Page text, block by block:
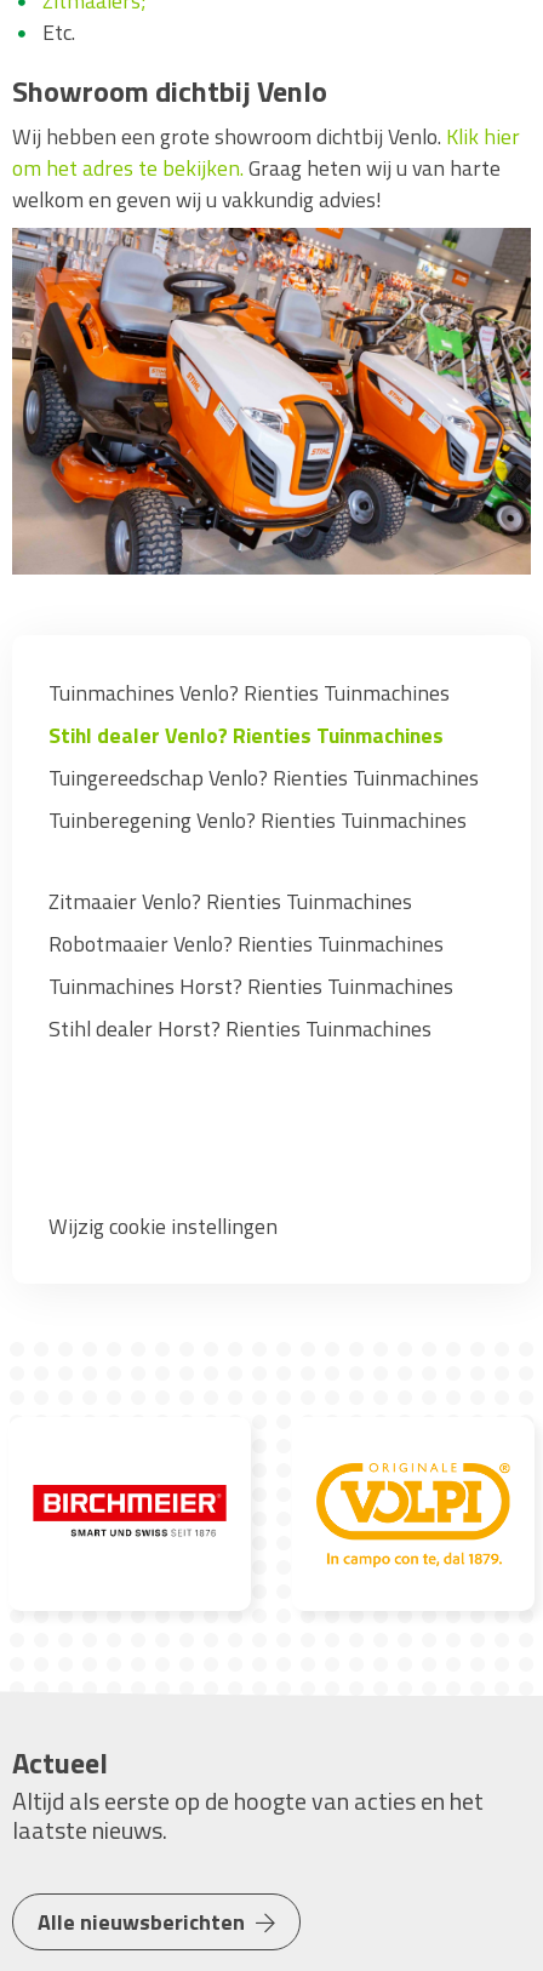
Etc.
Showroom dichtbij Venlo
Wij hebben een grote showroom dichtbij Venlo. Klik hier
om het adres te bekijken.Graag heten wij u van harte
welkom en geven wij u vakkundig advies!
Tuinmachines Venlo? Rienties Tuinmachines
Stihl dealer Venlo? Rienties Tuinmachines
Tuingereedschap Venlo? Rienties Tuinmachines
Tuinberegening Venlo? Rienties Tuinmachines
Zitmaaier Venlo? Rienties Tuinmachines
Robotmaaier Venlo? Rienties Tuinmachines
Tuinmachines Horst? Rienties Tuinmachines
Stihl dealer Horst? Rienties Tuinmachines
Wijzig cookie instellingen
Actueel
Altijd als eerste op de hoogte van acties en het
laatste nieuws.
Alle nieuwsberichten